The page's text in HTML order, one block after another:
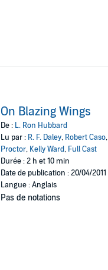
On Blazing Wings
De : L. Ron Hubbard
Lu par : R. F. Daley, Robert Caso,
Proctor, Kelly Ward, Full Cast
Durée : 2 h et 10 min
Date de publication : 20/04/2011
Langue : Anglais
Pas de notations